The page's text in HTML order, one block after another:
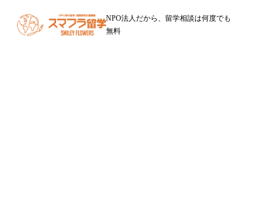
NPO法人だから、留学相談は何度でも
無料